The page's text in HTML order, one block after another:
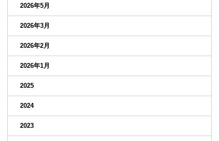
2026年5月
2026年3月
2026年2月
2026年1月
2025
2024
2023